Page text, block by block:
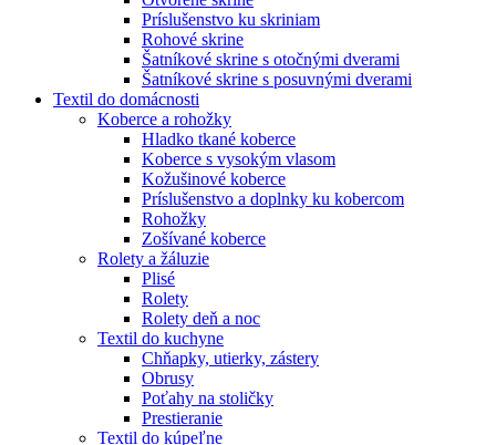
Príslušenstvo ku skriniam
Rohové skrine
Šatníkové skrine s otočnými dverami
Šatníkové skrine s posuvnými dverami
Textil do domácnosti
Koberce a rohožky
Hladko tkané koberce
Koberce s vysokým vlasom
Kožušinové koberce
Príslušenstvo a doplnky ku kobercom
Rohožky
Zošívané koberce
Rolety a žáluzie
Plisé
Rolety
Rolety deň a noc
Textil do kuchyne
Chňapky, utierky, zástery
Obrusy
Poťahy na stoličky
Prestieranie
Textil do kúpeľne